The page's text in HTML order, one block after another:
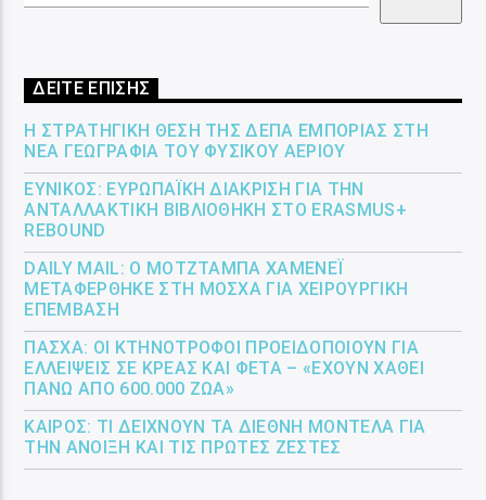
ΔΕΙΤΕ ΕΠΙΣΗΣ
Η ΣΤΡΑΤΗΓΙΚΉ ΘΈΣΗ ΤΗΣ ΔΕΠΑ ΕΜΠΟΡΊΑΣ ΣΤΗ
ΝΈΑ ΓΕΩΓΡΑΦΊΑ ΤΟΥ ΦΥΣΙΚΟΎ ΑΕΡΊΟΥ
ΕΎΝΙΚΟΣ: ΕΥΡΩΠΑΪΚΉ ΔΙΆΚΡΙΣΗ ΓΙΑ ΤΗΝ
ΑΝΤΑΛΛΑΚΤΙΚΉ ΒΙΒΛΙΟΘΉΚΗ ΣΤΟ ERASMUS+
REBOUND
DAILY MAIL: Ο ΜΟΤΖΤΆΜΠΑ ΧΑΜΕΝΕΪ́
ΜΕΤΑΦΈΡΘΗΚΕ ΣΤΗ ΜΌΣΧΑ ΓΙΑ ΧΕΙΡΟΥΡΓΙΚΉ
ΕΠΈΜΒΑΣΗ
ΠΆΣΧΑ: ΟΙ ΚΤΗΝΟΤΡΌΦΟΙ ΠΡΟΕΙΔΟΠΟΙΟΎΝ ΓΙΑ
ΕΛΛΕΊΨΕΙΣ ΣΕ ΚΡΈΑΣ ΚΑΙ ΦΈΤΑ – «ΈΧΟΥΝ ΧΑΘΕΊ
ΠΆΝΩ ΑΠΌ 600.000 ΖΏΑ»
ΚΑΙΡΌΣ: ΤΙ ΔΕΊΧΝΟΥΝ ΤΑ ΔΙΕΘΝΉ ΜΟΝΤΈΛΑ ΓΙΑ
ΤΗΝ ΆΝΟΙΞΗ ΚΑΙ ΤΙΣ ΠΡΏΤΕΣ ΖΈΣΤΕΣ